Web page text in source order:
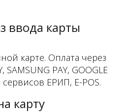
ввода карты
карте. Оплата через
SAMSUNG PAY, GOOGLE
ЕРИП, E-POS.
карту